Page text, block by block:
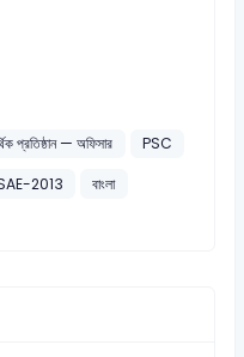
প্রতিষ্ঠান — অফিসার
PSC
2013
বাংলা